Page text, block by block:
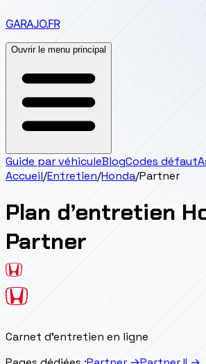
GARAJO.FR
Ouvrir le menu principal
Guide par véhiculeBlogCodes défaut
Accueil/Entretien/Honda/Partner
Plan d’entretien
Partner
Carnet d'entretien en ligne